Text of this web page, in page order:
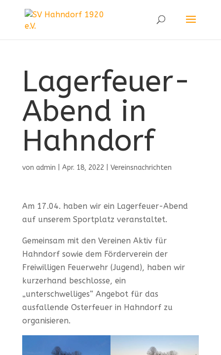
Lagerfeuer-
Abend in
Hahndorf
von admin Apr. 18, 2022 Vereinsnachrichten
Am 17.04. haben wir ein Lagerfeuer-Abend
auf unserem Sportplatz veranstaltet.
Gemeinsam mit den Vereinen Aktiv für
Hahndorf sowie dem Förderverein der
Freiwilligen Feuerwehr (Jugend), haben wir
kurzerhand beschlosse, ein
„unterschwelliges“ Angebot für das
ausfallende Osterfeuer in Hahndorf zu
organisieren.